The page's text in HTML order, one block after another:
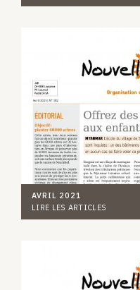
AVRIL 2021
LIRE LES ARTICLES